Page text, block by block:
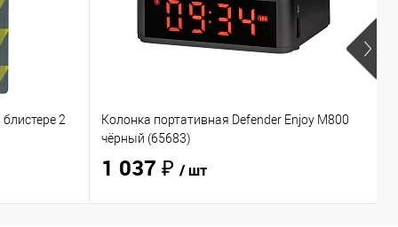
2
Колонка портативная Defender Enjoy M800
чёрный (65683)
1 037 ₽ / шт